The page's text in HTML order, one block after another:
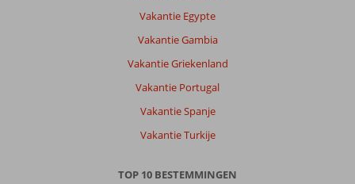
Vakantie Egypte
Vakantie Gambia
Vakantie Griekenland
Vakantie Portugal
Vakantie Spanje
Vakantie Turkije
TOP 10 BESTEMMINGEN